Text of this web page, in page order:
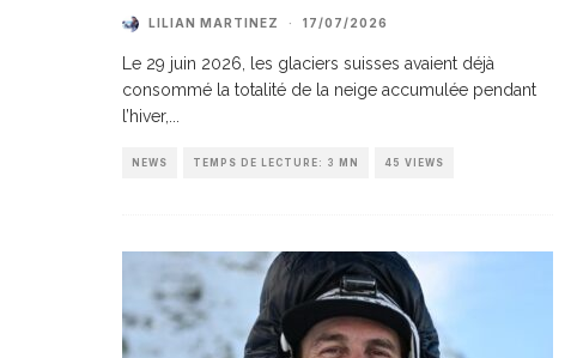
LILIAN MARTINEZ · 17/07/2026
Le 29 juin 2026, les glaciers suisses avaient déjà
consommé la totalité de la neige accumulée pendant
l’hiver,
NEWS TEMPS DE LECTURE: 3 MN 45 VIEWS